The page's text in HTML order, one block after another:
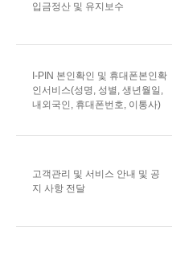
입금정산 및 유지보수
I-PIN 본인확인 및 휴대폰본인확
인서비스(성명, 성별, 생년월일,
내외국인, 휴대폰번호, 이통사)
고객관리 및 서비스 안내 및 공
지 사항 전달